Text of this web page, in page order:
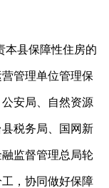
本县保障性住房的
管理单位管理保
安局、自然资源
税务局、国网新
监督管理总局轮
，协同做好保障